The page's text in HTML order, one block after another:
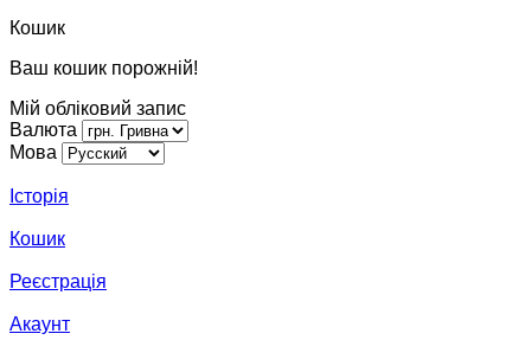
Кошик
Ваш кошик порожній!
Мій обліковий запис
Валюта
Мова
Історія
Кошик
Реєстрація
Акаунт